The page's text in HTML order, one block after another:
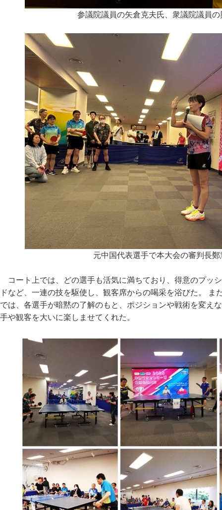
参議院議員の矢倉克夫氏、衆議院議員
元中国代表選手で本大会の審判長鄭
コート上では、どの選手も活気に満ちており、得意のプッ
ドなど、一連の技を駆使し、観客席からの喝采を浴びた。 ま
では、各選手が暗黙の了解のもと、ポジションや戦術を変え
手や観客を大いに楽しませてくれた。